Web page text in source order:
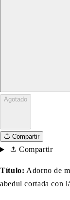
Agotado
Compartir
Compartir
Título: Adorno de
abedul cortada con